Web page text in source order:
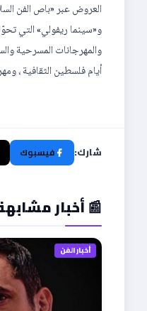
العروض عبر «باص الفن
و«سينما ريفولي» التي
والمهرجانات المسرحية
أيام فلسطين الثقافية ،
شارك: فيسبوك
📰 أخبار
أخبار الفن